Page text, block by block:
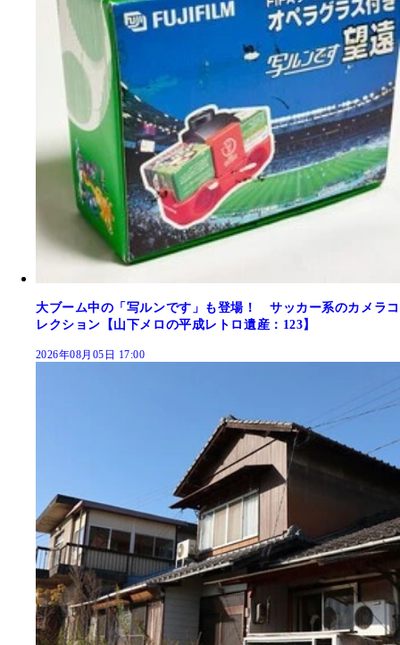
大ブーム中の「写ルンです」も登場！ サッカー系のカメラコ
レクション【山下メロの平成レトロ遺産：123】
2026年08月05日 17:00